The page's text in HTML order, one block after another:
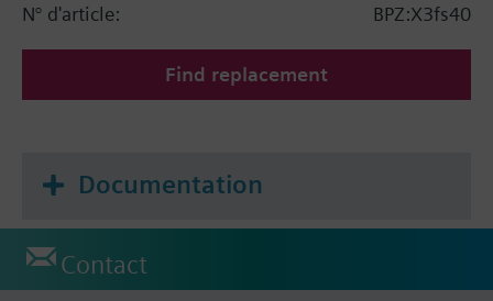
N° d'article:
BPZ:X3fs40
Find replacement
Documentation
Contact